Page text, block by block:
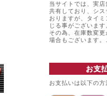
当サイトでは、実
共有しており、シ
おりますが、タイ
じる事がございます
その為、在庫数変
場合もございます
お支
お支払いは以下の